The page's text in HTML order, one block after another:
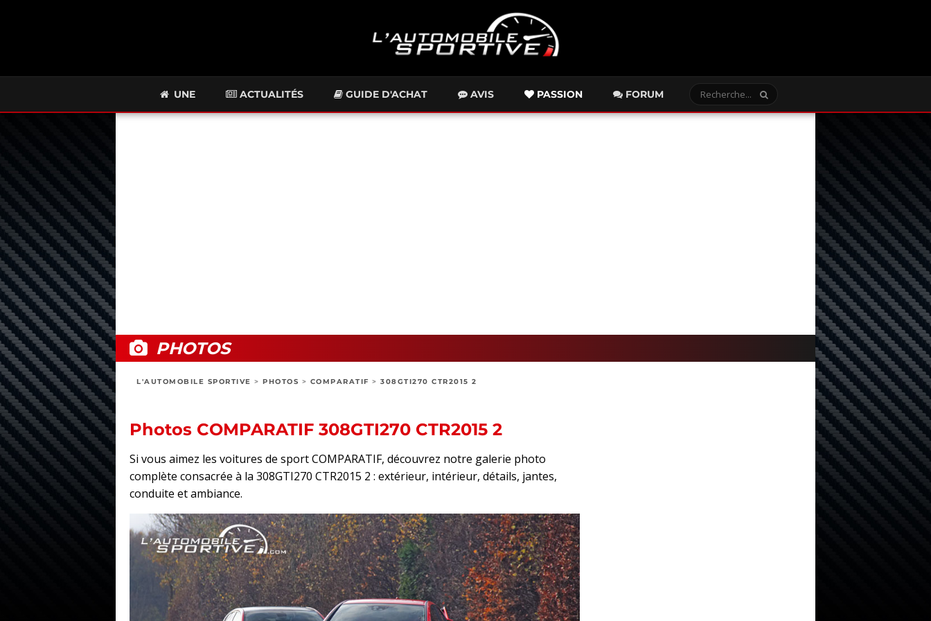
UNE ACTUALITÉS GUIDE D'ACHAT AVIS PASSION FORUM
PHOTOS
L'AUTOMOBILE SPORTIVE > PHOTOS > COMPARATIF > 308GTI270 CTR2015 2
Photos COMPARATIF 308GTI270 CTR2015 2
Si vous aimez les voitures de sport COMPARATIF, découvrez notre galerie photo
complète consacrée à la 308GTI270 CTR2015 2 : extérieur, intérieur, détails, jantes,
conduite et ambiance.